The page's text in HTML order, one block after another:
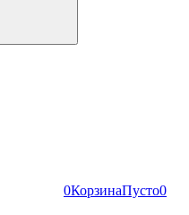
0КорзинаПусто0